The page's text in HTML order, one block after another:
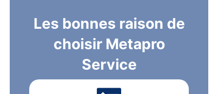
Les bonnes raison de
choisir Metapro
Service